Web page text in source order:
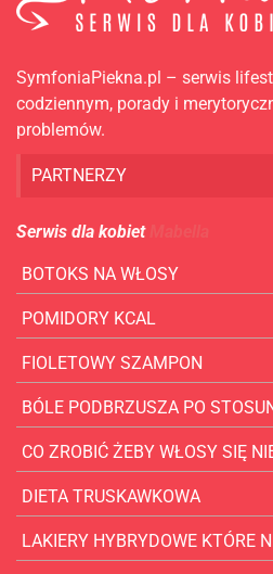
SymfoniaPiekna.pl – serwis
codziennym, porady i
problemów.
PARTNERZY
Serwis dla kobiet
BOTOKS NA WŁOSY
POMIDORY KCAL
FIOLETOWY SZAMPON
BÓLE PODBRZUSZA PO
CO ZROBIĆ ŻEBY WŁOSY SIĘ
DIETA TRUSKAWKOWA
LAKIERY HYBRYDOWE KTÓRE